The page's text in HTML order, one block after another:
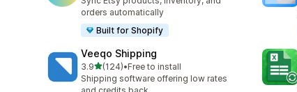
orders automatically
Built for Shopify
Veeqo Shipping
3.9เต็ม 5 ดาว
(124)
ทั้งหมด 124 รีวิว
•Free to install
Shipping software offering low rates